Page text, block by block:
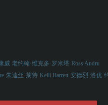
威 老约翰·维克多·罗米塔 Ross Andru
朱迪丝·莱特 Kelli Barrett 安德烈·洛优